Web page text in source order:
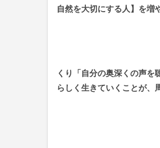
自然を大切にする人】を増
くり「自分の奥深くの声
らしく生きていくことが、